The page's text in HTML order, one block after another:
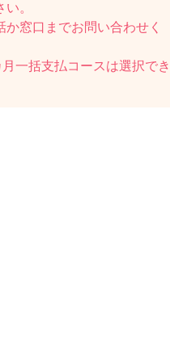
。
か窓口までお問い合わせく
一括支払コースは選択でき